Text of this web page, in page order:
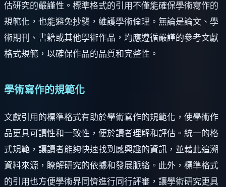
估研究的嚴謹性。標準格式的引用不僅能確保學術寫作的
規範化，也能避免抄襲，維護學術倫理。無論是論文、學
術期刊、書籍或其他學術作品，均應遵循嚴謹的參考文獻
格式規範，以確保作品的品質和完整性。
學術寫作的規範化
文獻引用的標準格式有助於學術寫作的規範化，使學術作
品更具可讀性和一致性，便於讀者理解和評估。統一的格
式規範，讓讀者能夠快速找到感興趣的資訊，並藉此追溯
資料來源，瞭解研究的依據和發展脈絡。此外，標準格式
的引用也方便學術界同儕進行同行評審，讓學術研究更具